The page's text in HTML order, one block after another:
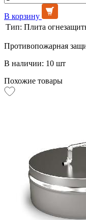
В корзину
Тип: Плита
Противопожарная
В наличии: 10 шт
Похожие товары